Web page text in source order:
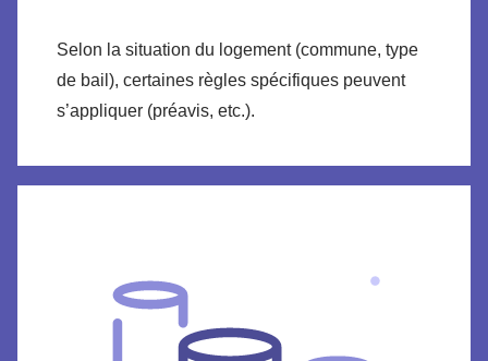
Selon la situation du logement (commune, type
de bail), certaines règles spécifiques peuvent
s’appliquer (préavis, etc.).